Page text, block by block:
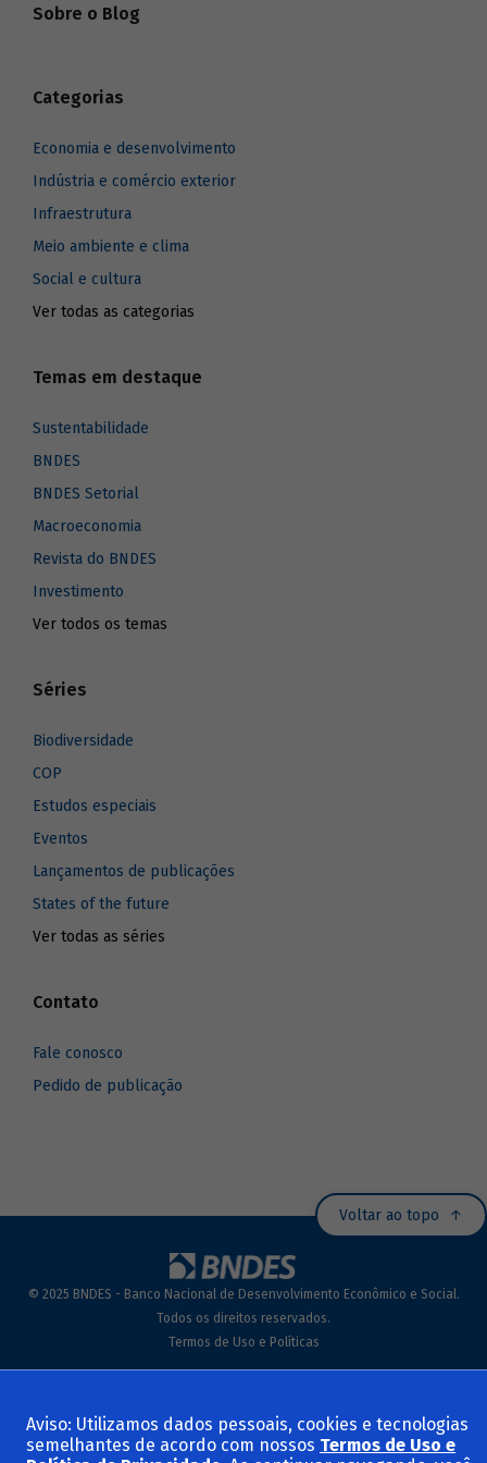
Sobre o Blog
Categorias
Economia e desenvolvimento
Indústria e comércio exterior
Infraestrutura
Meio ambiente e clima
Social e cultura
Ver todas as categorias
Temas em destaque
Sustentabilidade
BNDES
BNDES Setorial
Macroeconomia
Revista do BNDES
Investimento
Ver todos os temas
Séries
Biodiversidade
COP
Estudos especiais
Eventos
Lançamentos de publicações
States of the future
Ver todas as séries
Contato
Fale conosco
Pedido de publicação
Voltar ao topo
© 2025 BNDES - Banco Nacional de Desenvolvimento Econômico e Social.
Todos os direitos reservados.
Termos de Uso e Políticas
Aviso: Utilizamos dados pessoais, cookies e tecnologias
semelhantes de acordo com nossos Termos de Uso e